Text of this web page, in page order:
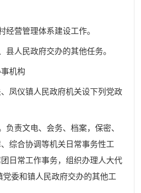
经营管理体系建设工作。
县人民政府交办的其他任务。
机构
凤仪镇人民政府机关设下列党政
负责文电、会务、档案，保密、
综合协调等机关日常事务性工
日常工作事务，组织办理人大代
党委和镇人民政府交办的其他工